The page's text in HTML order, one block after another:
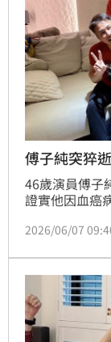
傅子純突猝
46歲演員傅子
證實他因血癌
入厝趴，資深
趕赴醫院。也
2026/06/07